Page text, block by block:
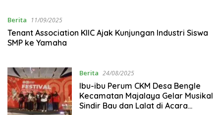
Berita 11/09/2025
Tenant Association KIIC Ajak Kunjungan Industri Siswa
SMP ke Yamaha
Berita 24/08/2025
Ibu-ibu Perum CKM Desa Bengle
Kecamatan Majalaya Gelar Musikal
Sindir Bau dan Lalat di Acara